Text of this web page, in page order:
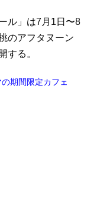
ル」は7月1日〜8
のアフタヌーン
する。
期間限定カフェ